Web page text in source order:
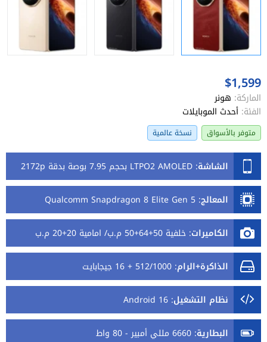
$1,599
الماركة: هونر
الفئة: أحدث الموبايلات
متوفر بالأسواق نسخة عالمية
الشاشة: LTPO2 AMOLED بحجم 7.95 بوصة بدقة 2172p
المعالج:
Qualcomm Snapdragon 8 Elite Gen 5
الكاميرات: خلفية 50+64+50 م.ب/ امامية 20+20 م.ب
الذاكرة+الرام: 512/1000 + 16 جيجابايت
نظام التشغيل:
Android 16
البطارية: 6660 مللي أمبير - 80 واط